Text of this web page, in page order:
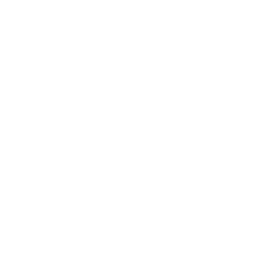
de grădinărit pe care le ține.
o suprafață redusă, evitând poluarea și crearea de
PE BALCON!
carte se pretează pentru un balcon de 4 m2, jumătate din